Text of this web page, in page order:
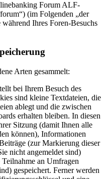
Forum ALF-
(im Folgenden „der
Ihres Foren-Besuchs
Arten gesammelt:
bei Ihrem Besuch des
sind kleine Textdateien, die
ablegt und die zwischen
erhalten bleiben. In diesen
Sitzung (damit Ihnen alle
können), Informationen
(zur Markierung dieser
nicht angemeldet sind)
an Umfragen
gespeichert. Ferner werden